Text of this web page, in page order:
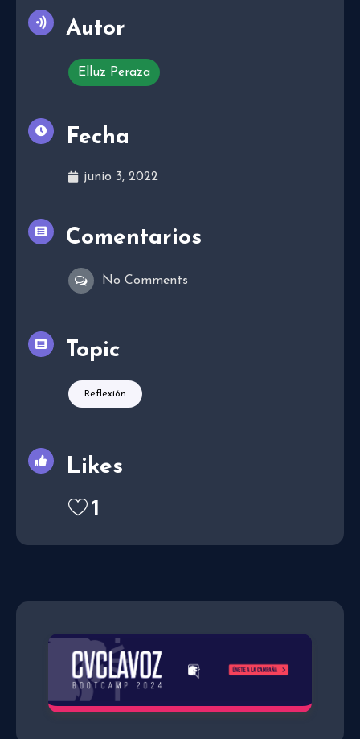
Autor
Elluz Peraza
Fecha
junio 3, 2022
Comentarios
No Comments
Topic
Reflexión
Likes
1